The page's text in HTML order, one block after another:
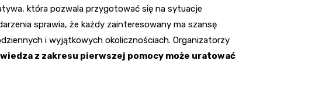
która pozwala przygotować się na sytuacje
sprawia, że każdy zainteresowany ma szansę
i wyjątkowych okolicznościach. Organizatorzy
z zakresu pierwszej pomocy może uratować